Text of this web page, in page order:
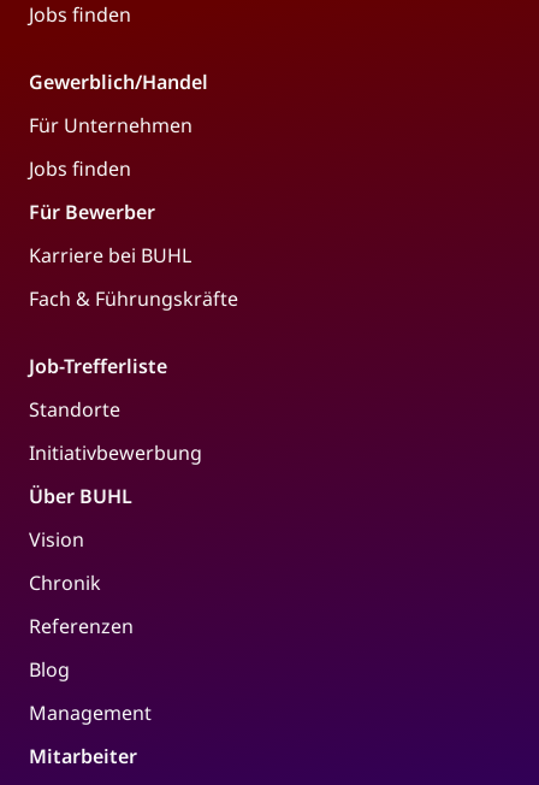
Jobs finden
Gewerblich/Handel
Für Unternehmen
Jobs finden
Für Bewerber
Karriere bei BUHL
Fach & Führungskräfte
Job-Trefferliste
Standorte
Initiativbewerbung
Über BUHL
Vision
Chronik
Referenzen
Blog
Management
Mitarbeiter